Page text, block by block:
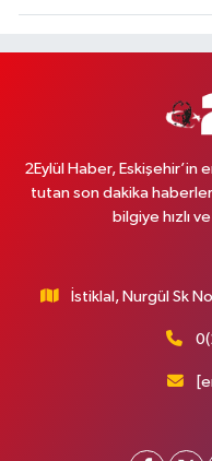
2Eylül Haber, Eskişehir’in
tutan son dakika
bilgiye hızlı
İstiklal, Nurgül Sk